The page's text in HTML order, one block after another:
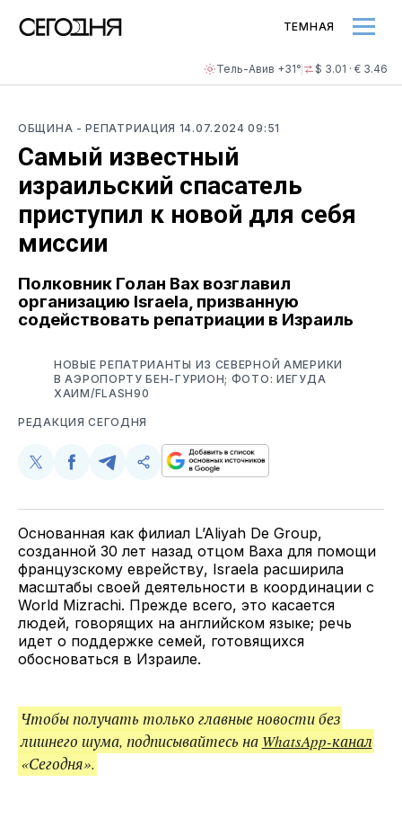
Тель-Авив +31° $ 3.01 · € 3.46
ТЕМНАЯ
ОБЩИНА - РЕПАТРИАЦИЯ 14.07.2024 09:51
Самый известный
израильский спасатель
приступил к новой для себя
миссии
Полковник Голан Вах возглавил
организацию Israela, призванную
содействовать репатриации в Израиль
НОВЫЕ РЕПАТРИАНТЫ ИЗ СЕВЕРНОЙ АМЕРИКИ
В АЭРОПОРТУ БЕН-ГУРИОН; ФОТО: ИЕГУДА
ХАИМ/FLASH90
РЕДАКЦИЯ СЕГОДНЯ
Поделиться
Twitter
Поделиться
Facebook
Поделиться
Telegram
Скопируйте
поделитесь
ссылкой
Основанная как филиал L’Aliyah De Group,
созданной 30 лет назад отцом Ваха для помощи
французскому еврейству, Israela расширила
масштабы своей деятельности в координации с
World Mizrachi. Прежде всего, это касается
людей, говорящих на английском языке; речь
идет о поддержке семей, готовящихся
обосноваться в Израиле.
Чтобы получать только главные новости без
лишнего шума, подписывайтесь на WhatsApp-канал
«Сегодня».